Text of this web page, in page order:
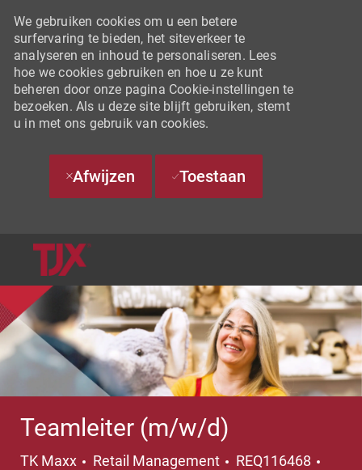
We gebruiken cookies om u een betere
surfervaring te bieden, het siteverkeer te
analyseren en inhoud te personaliseren. Lees
hoe we cookies gebruiken en hoe u ze kunt
beheren door onze pagina Cookie-instellingen te
bezoeken. Als u deze site blijft gebruiken, stemt
u in met ons gebruik van cookies.
Afwijzen Toestaan
Teamleiter (m/w/d)
TK Maxx Categorie
Retail Management REQ116468